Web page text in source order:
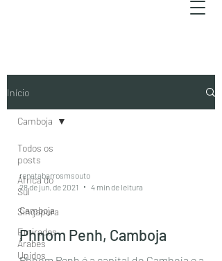
Início
Todos os
posts
África do
Sul
Singapura
Emirados
Árabes
Unidos
Camboja
renatabarrosmsouto
28 de jun. de 2021
4 min de leitura
Camboja
Phnom Penh, Camboja